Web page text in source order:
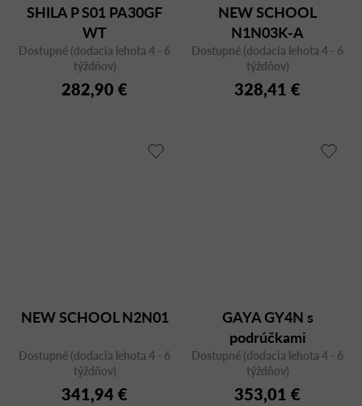
SHILA P S01 PA30GF
WT
Dostupné (dodacia lehota 4 - 6
týždňov)
282,90 €
NEW SCHOOL
N1N03K-A
Dostupné (dodacia lehota 4 - 6
týždňov)
328,41 €
NEW SCHOOL N2N01
Dostupné (dodacia lehota 4 - 6
týždňov)
341,94 €
GAYA GY4N s
podrúčkami
Dostupné (dodacia lehota 4 - 6
týždňov)
353,01 €